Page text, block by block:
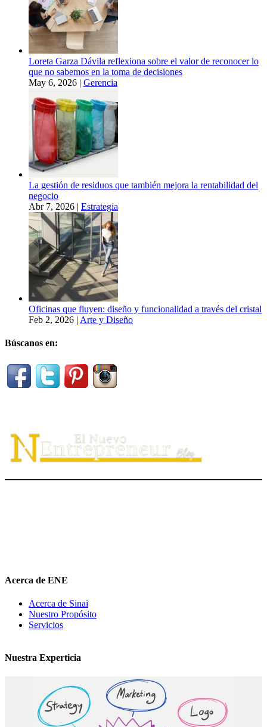
Loreta Garza Dávila reflexiona sobre el valor de reconocer lo
que no sabemos en la toma de decisiones
May 6, 2026 | Gerencia
La gestión de residuos que también mejora la rentabilidad del
negocio
Abr 7, 2026 | Estrategia
Oficinas que fluyen: diseño y funcionalidad a través del cristal
Feb 2, 2026 | Arte y Diseño
Búscanos en:
Acerca de ENE
Acerca de Sinai
Nuestro Propósito
Servicios
Nuestra Experticia